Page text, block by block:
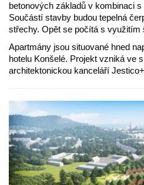
betonových základů v kombinaci
Součástí stavby budou tepelná
střechy. Opět se počítá s využitím
Apartmány jsou situované hned
hotelu Konšelé. Projekt vzniká ve
architektonickou kanceláří